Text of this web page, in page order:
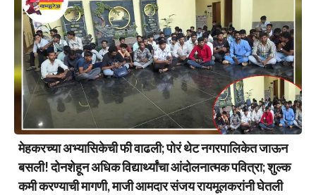
मेहकरच्या अभ्यासिकेची फी वाढली; पोरं थेट नगरपालिकेत जाऊन
बसली! दोनशेहून अधिक विद्यार्थ्यांचा आंदोलनात्मक पवित्रा; शुल्क
कमी करण्याची मागणी, माजी आमदार संजय रायमूलकरांनी घेतली